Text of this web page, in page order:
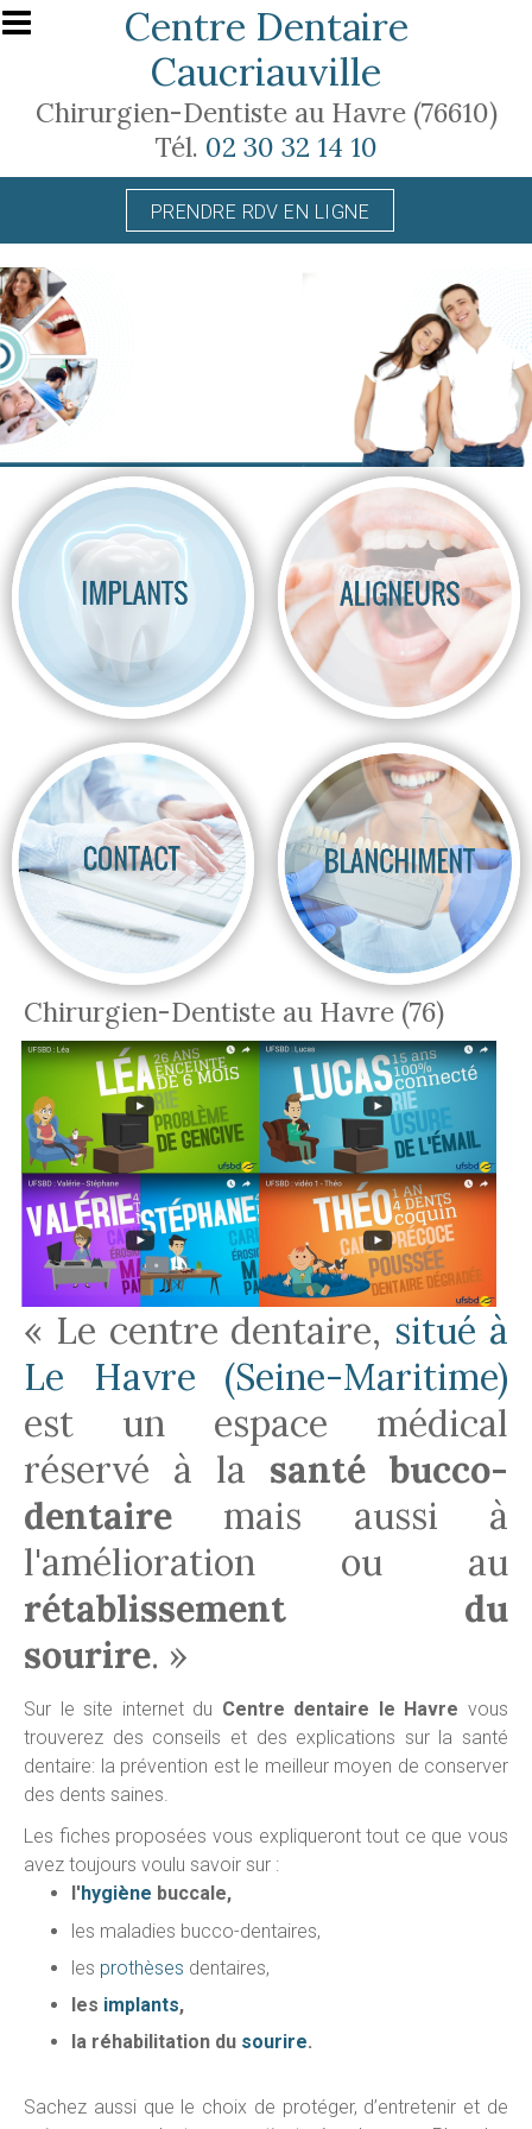
Aller au contenu principalCentre Dentaire
Caucriauville
Chirurgien-Dentiste au Havre (76610)
Tél. 02 30 32 14 10
PRENDRE RDV EN LIGNE
Chirurgien-Dentiste au Havre (76)
« Le centre dentaire, situé à
Le Havre (Seine-Maritime)
est un espace médical
réservé à la santé bucco-
dentaire mais aussi à
l'amélioration ou au
rétablissement du
sourire. »
Sur le site internet du Centre dentaire le Havrevous
trouverez des conseils et des explications sur la santé
dentaire: la prévention est le meilleur moyen de conserver
des dents saines.
Les fiches proposées vous expliqueront tout ce que vous
avez toujours voulu savoir sur :
l'hygiène buccale,
les maladies bucco-dentaires,
les prothèses dentaires,
les implants,
la réhabilitation du sourire.
Sachez aussi que le choix de protéger, d’entretenir et de